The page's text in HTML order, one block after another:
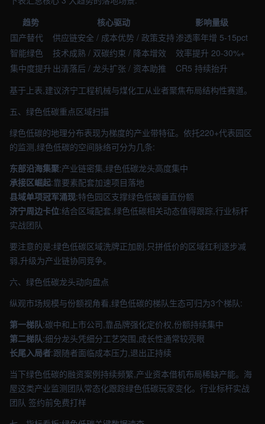
趋势
核心驱动
影响量级
国产替代
供应链安全 / 成本优势 / 政策支持渗透率年增 5-15pct
智能绿色
技术成熟 / 双碳约束 / 降本增效
效率提升 20-30%+
集中度提升 出清落后 / 龙头扩张 / 资本助推
CR5 持续抬升
基于上表,建议济宁工程机械与煤化工从业者聚焦布局结构性赛道。
五、绿色低碳重点区域扫描
绿色低碳的地理分布表现为梯度的产业带特征。依托220+代表园区
的监测,绿色低碳的空间脉络可分为几条:
东部沿海集聚:产业链密集,绿色低碳龙头高度集中
承接区崛起:靠要素配套加速项目落地
县域单项冠军涌现:特色园区支撑绿色低碳垂直份额
济宁周边卡位:结合区域配套,绿色低碳相关动态值得跟踪,行业标杆
实战团队
要注意的是:绿色低碳区域洗牌正加剧,只拼低价的区域红利逐步减
弱,升级为产业链协同竞争。
六、绿色低碳龙头动向盘点
纵观市场规模与份额视角看,绿色低碳的梯队生态可归为3个梯队:
第一梯队:碳中和上市公司,靠品牌强化定价权,份额持续集中
第二梯队:细分龙头凭细分工艺突围,成长性通常较亮眼
长尾入局者:跟随者面临成本压力,退出正持续
当下绿色低碳的融资案例持续频繁,产业资本借机布局稀缺产能。海
屋这类产业监测团队常态化跟踪绿色低碳玩家变化。行业标杆实战
团队 签约前免费打样